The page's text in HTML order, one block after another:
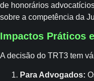
de honorários
sobre a competência da
Impactos Práticos
A decisão do TRT3 tem
Para Advogados: